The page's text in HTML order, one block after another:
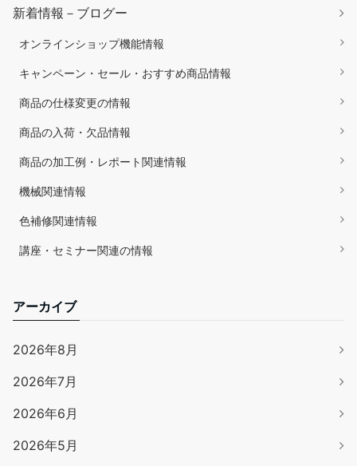
新着情報－ブログー
オンラインショップ機能情報
キャンペーン・セール・おすすめ商品情報
商品の仕様変更の情報
商品の入荷・欠品情報
商品の加工例・レポート関連情報
機械関連情報
色補修関連情報
講座・セミナー関連の情報
アーカイブ
2026年8月
2026年7月
2026年6月
2026年5月